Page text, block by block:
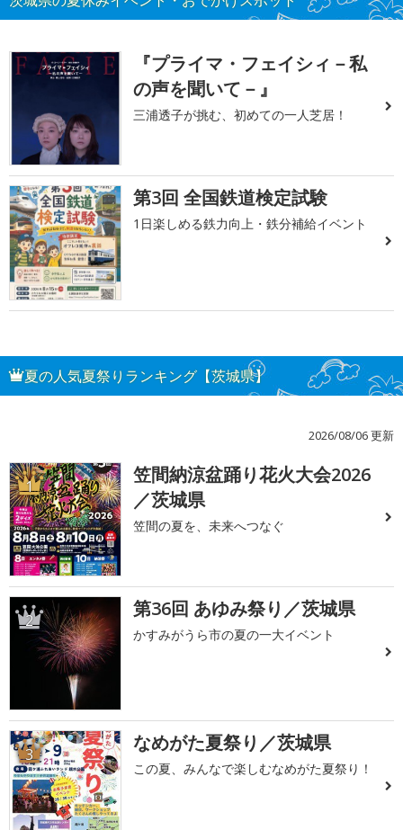
『プライマ・フェイシィ－私
の声を聞いて－』
三浦透子が挑む、初めての一人芝居！
第3回 全国鉄道検定試験
1日楽しめる鉄力向上・鉄分補給イベント
夏の人気夏祭りランキング【茨城県】
2026/08/06 更新
1
笠間納涼盆踊り花火大会2026
／茨城県
笠間の夏を、未来へつなぐ
2 第36回 あゆみ祭り／茨城県
かすみがうら市の夏の一大イベント
3 なめがた夏祭り／茨城県
この夏、みんなで楽しむなめがた夏祭り！